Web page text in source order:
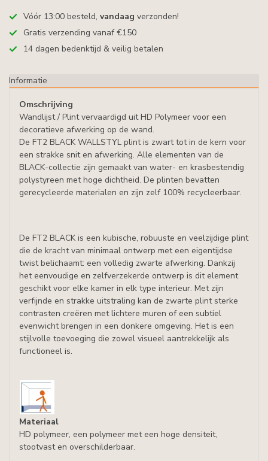
Vóór 13:00 besteld, vandaag verzonden!
Gratis verzending vanaf €150
14 dagen bedenktijd & veilig betalen
Informatie
Omschrijving
Wandlijst / Plint vervaardigd uit HD Polymeer voor een
decoratieve afwerking op de wand.
De FT2 BLACK WALLSTYL plint is zwart tot in de kern voor
een strakke snit en afwerking. Alle elementen van de
BLACK-collectie zijn gemaakt van water- en krasbestendig
polystyreen met hoge dichtheid. De plinten bevatten
gerecycleerde materialen en zijn zelf 100% recycleerbaar.
De FT2 BLACK is een kubische, robuuste en veelzijdige plint
die de kracht van minimaal ontwerp met een eigentijdse
twist belichaamt: een volledig zwarte afwerking. Dankzij
het eenvoudige en zelfverzekerde ontwerp is dit element
geschikt voor elke kamer in elk type interieur. Met zijn
verfijnde en strakke uitstraling kan de zwarte plint sterke
contrasten creëren met lichtere muren of een subtiel
evenwicht brengen in een donkere omgeving. Het is een
stijlvolle toevoeging die zowel visueel aantrekkelijk als
functioneel is.
Materiaal
HD polymeer, een polymeer met een hoge densiteit,
stootvast en overschilderbaar.